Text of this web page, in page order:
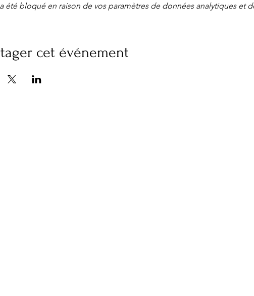
été bloqué en raison de vos paramètres de données analytiques et
cet événement